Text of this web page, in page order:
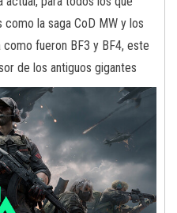
la saga CoD MW y los
fueron BF3 y BF4, este
de los antiguos gigantes